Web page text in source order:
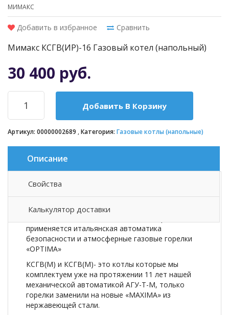
МИМАКС
Добавить в избранное Сравнить
Мимакс КСГВ(ИР)-16 Газовый котел (напольный)
30 400 руб.
Добавить В Корзину
Артикул: 00000002689 Категория: Газовые котлы (напольные)
Описание
Свойства
Калькулятор доставки
Описание товара
применяется итальянская автоматика
безопасности и атмосферные газовые горелки
«OPTIMA»
КСГВ(М) и КСГВ(М)- это котлы которые мы
комплектуем уже на протяжении 11 лет нашей
механической автоматикой АГУ-Т-М, только
горелки заменили на новые «MAXIMA» из
нержавеющей стали.